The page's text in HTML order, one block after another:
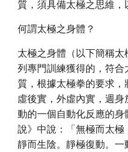
質，須具備太極之思維，
何謂太極之身體？
太極之身體（以下簡稱
列專門訓練獲得的，符
質，根據太極拳的要求
虛後實，外虛內實，週
動的一個自動化反應的
說》中說：「無極而太極
靜而生陰。靜極復動。一